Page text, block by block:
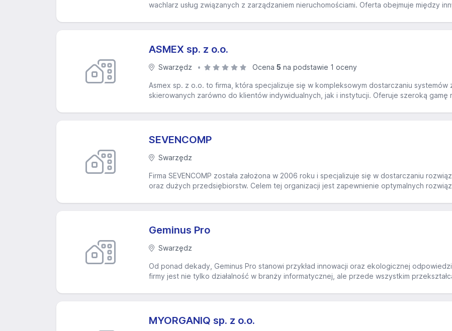
wachlarz usług związanych z zarządzaniem nieruchomościami. Oferta obejmuje między
ASMEX sp. z o.o.
Swarzędz Ocena5 na podstawie 1 oceny
Asmex sp. z o.o. to firma, która specjalizuje się w kompleksowym dostarczaniu
skierowanych zarówno do klientów indywidualnych, jak i instytucji. Oferuje szeroką gamę
SEVENCOMP
Swarzędz
Firma SEVENCOMP została założona w 2006 roku i specjalizuje się w dostarczaniu
oraz dużych przedsiębiorstw. Celem tej organizacji jest zapewnienie optymalnych
Geminus Pro
Swarzędz
Od ponad dekady, Geminus Pro stanowi przykład innowacji oraz ekologicznej
firmy jest nie tylko działalność w branży informatycznej, ale przede wszystkim
MYORGANIQ sp. z o.o.